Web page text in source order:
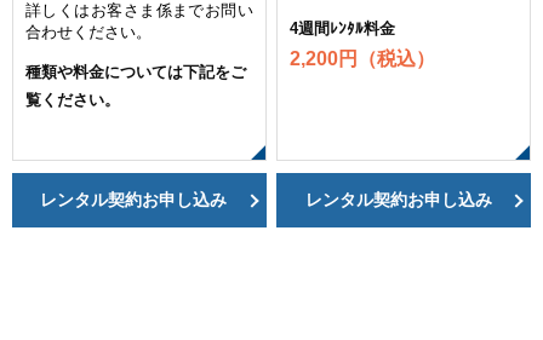
詳しくはお客さま係までお問い
合わせください。
種類や料金については下記をご
覧ください。
レンタル契約お申し込み
4週間ﾚﾝﾀﾙ料金
2,200円（税込）
レンタル契約お申し込み